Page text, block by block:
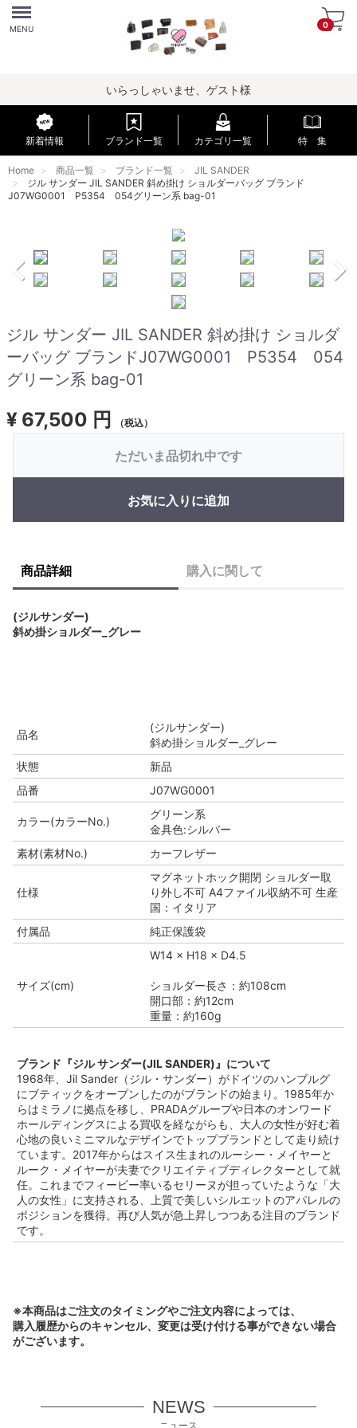
Menu
MENU 0
いらっしゃいませ、ゲスト様
新着情報 ブランド一覧 カテゴリ一覧 特 集
Home 商品一覧 ブランド一覧
JIL SANDER
ジル サンダー JIL SANDER 斜め掛け ショルダーバッグ ブランド
J07WG0001 P5354 054グリーン系 bag-01
ジル サンダー JIL SANDER 斜め掛け ショルダ
ーバッグ ブランドJ07WG0001 P5354 054
グリーン系 bag-01
¥ 67,500 円 （税込）
ただいま品切れ中です
お気に入りに追加
商品詳細 購入に関して
(ジルサンダー)
斜め掛ショルダー_グレー
品名
(ジルサンダー)
斜め掛ショルダー_グレー
状態
新品
品番
J07WG0001
カラー(カラーNo.)
グリーン系
金具色:シルバー
素材(素材No.)
カーフレザー
仕様
マグネットホック開閉 ショルダー取
り外し不可 A4ファイル収納不可 生産
国：イタリア
付属品
純正保護袋
サイズ(cm)
W14 × H18 × D4.5
ショルダー長さ：約108cm
開口部：約12cm
重量：約160g
ブランド『ジル サンダー(JIL SANDER)』について
1968年、Jil Sander（ジル・サンダー）がドイツのハンブルグ
にブティックをオープンしたのがブランドの始まり。1985年か
らはミラノに拠点を移し、PRADAグループや日本のオンワード
ホールディングスによる買収を経ながらも、大人の女性が好む着
心地の良いミニマルなデザインでトップブランドとして走り続け
ています。2017年からはスイス生まれのルーシー・メイヤーと
ルーク・メイヤーが夫妻でクリエイティブディレクターとして就
任。これまでフィービー率いるセリーヌが担っていたような「大
人の女性」に支持される、上質で美しいシルエットのアパレルの
ポジションを獲得。再び人気が急上昇しつつある注目のブランド
です。
※本商品はご注文のタイミングやご注文内容によっては、
購入履歴からのキャンセル、変更は受け付ける事ができない場合
がございます。
NEWS
ニュース